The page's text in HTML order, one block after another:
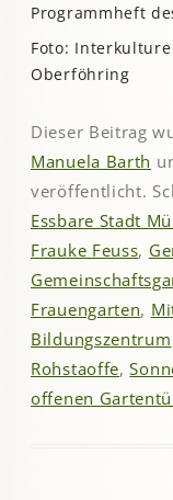
Programmheft
Foto:
Oberföhring
Dieser Beitrag
Manuela Barth
veröffentlicht.
Essbare Stadt
Frauke Feuss,
Frauengarten,
Bildungszentrum
Rohstaoffe,
offenen